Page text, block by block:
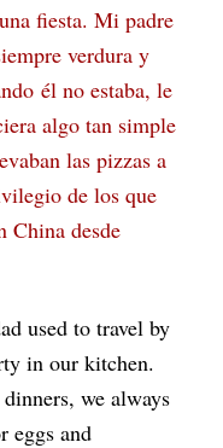
fiesta. Mi padre
verdura y
él no estaba, le
algo tan simple
las pizzas a
de los que
China desde
used to travel by
in our kitchen.
we always
eggs and